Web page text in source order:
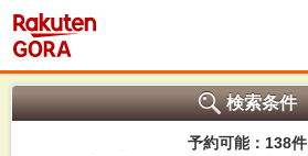
検索条件
予約可能：138件